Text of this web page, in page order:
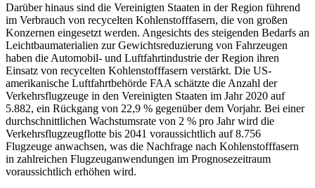
Darüber hinaus sind die Vereinigten Staaten in der Region führend
im Verbrauch von recycelten Kohlenstofffasern, die von großen
Konzernen eingesetzt werden. Angesichts des steigenden Bedarfs an
Leichtbaumaterialien zur Gewichtsreduzierung von Fahrzeugen
haben die Automobil- und Luftfahrtindustrie der Region ihren
Einsatz von recycelten Kohlenstofffasern verstärkt. Die US-
amerikanische Luftfahrtbehörde FAA schätzte die Anzahl der
Verkehrsflugzeuge in den Vereinigten Staaten im Jahr 2020 auf
5.882, ein Rückgang von 22,9 % gegenüber dem Vorjahr. Bei einer
durchschnittlichen Wachstumsrate von 2 % pro Jahr wird die
Verkehrsflugzeugflotte bis 2041 voraussichtlich auf 8.756
Flugzeuge anwachsen, was die Nachfrage nach Kohlenstofffasern
in zahlreichen Flugzeuganwendungen im Prognosezeitraum
voraussichtlich erhöhen wird.